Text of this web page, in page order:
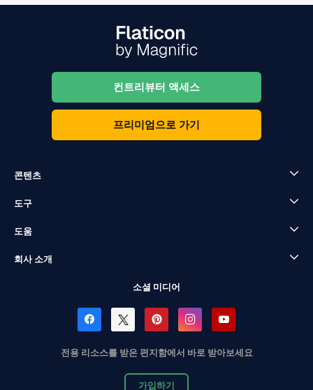
컨트리뷰터 액세스
프리미엄으로 가기
콘텐츠
도구
도움
회사 소개
소셜 미디어
전용 리소스를 받은 편지함에서 바로 받아보세요
가입하기